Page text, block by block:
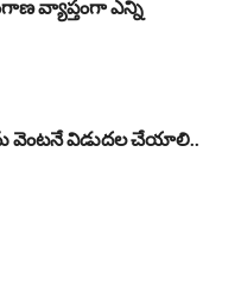
వ్యాప్తంగా ఎన్ని
వెంటనే విడుదల చేయాలి..